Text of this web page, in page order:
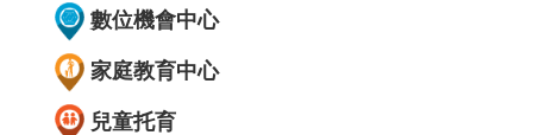
數位機會中心
家庭教育中心
兒童托育